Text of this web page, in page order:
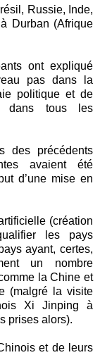
Russie, Inde,
Durban (Afrique
ont expliqué
pas dans la
politique et de
dans tous les
des précédents
avaient été
d’une mise en
(création
les pays
ayant, certes,
un nombre
la Chine et
(malgré la visite
Xi Jinping à
prises alors).
et de leurs